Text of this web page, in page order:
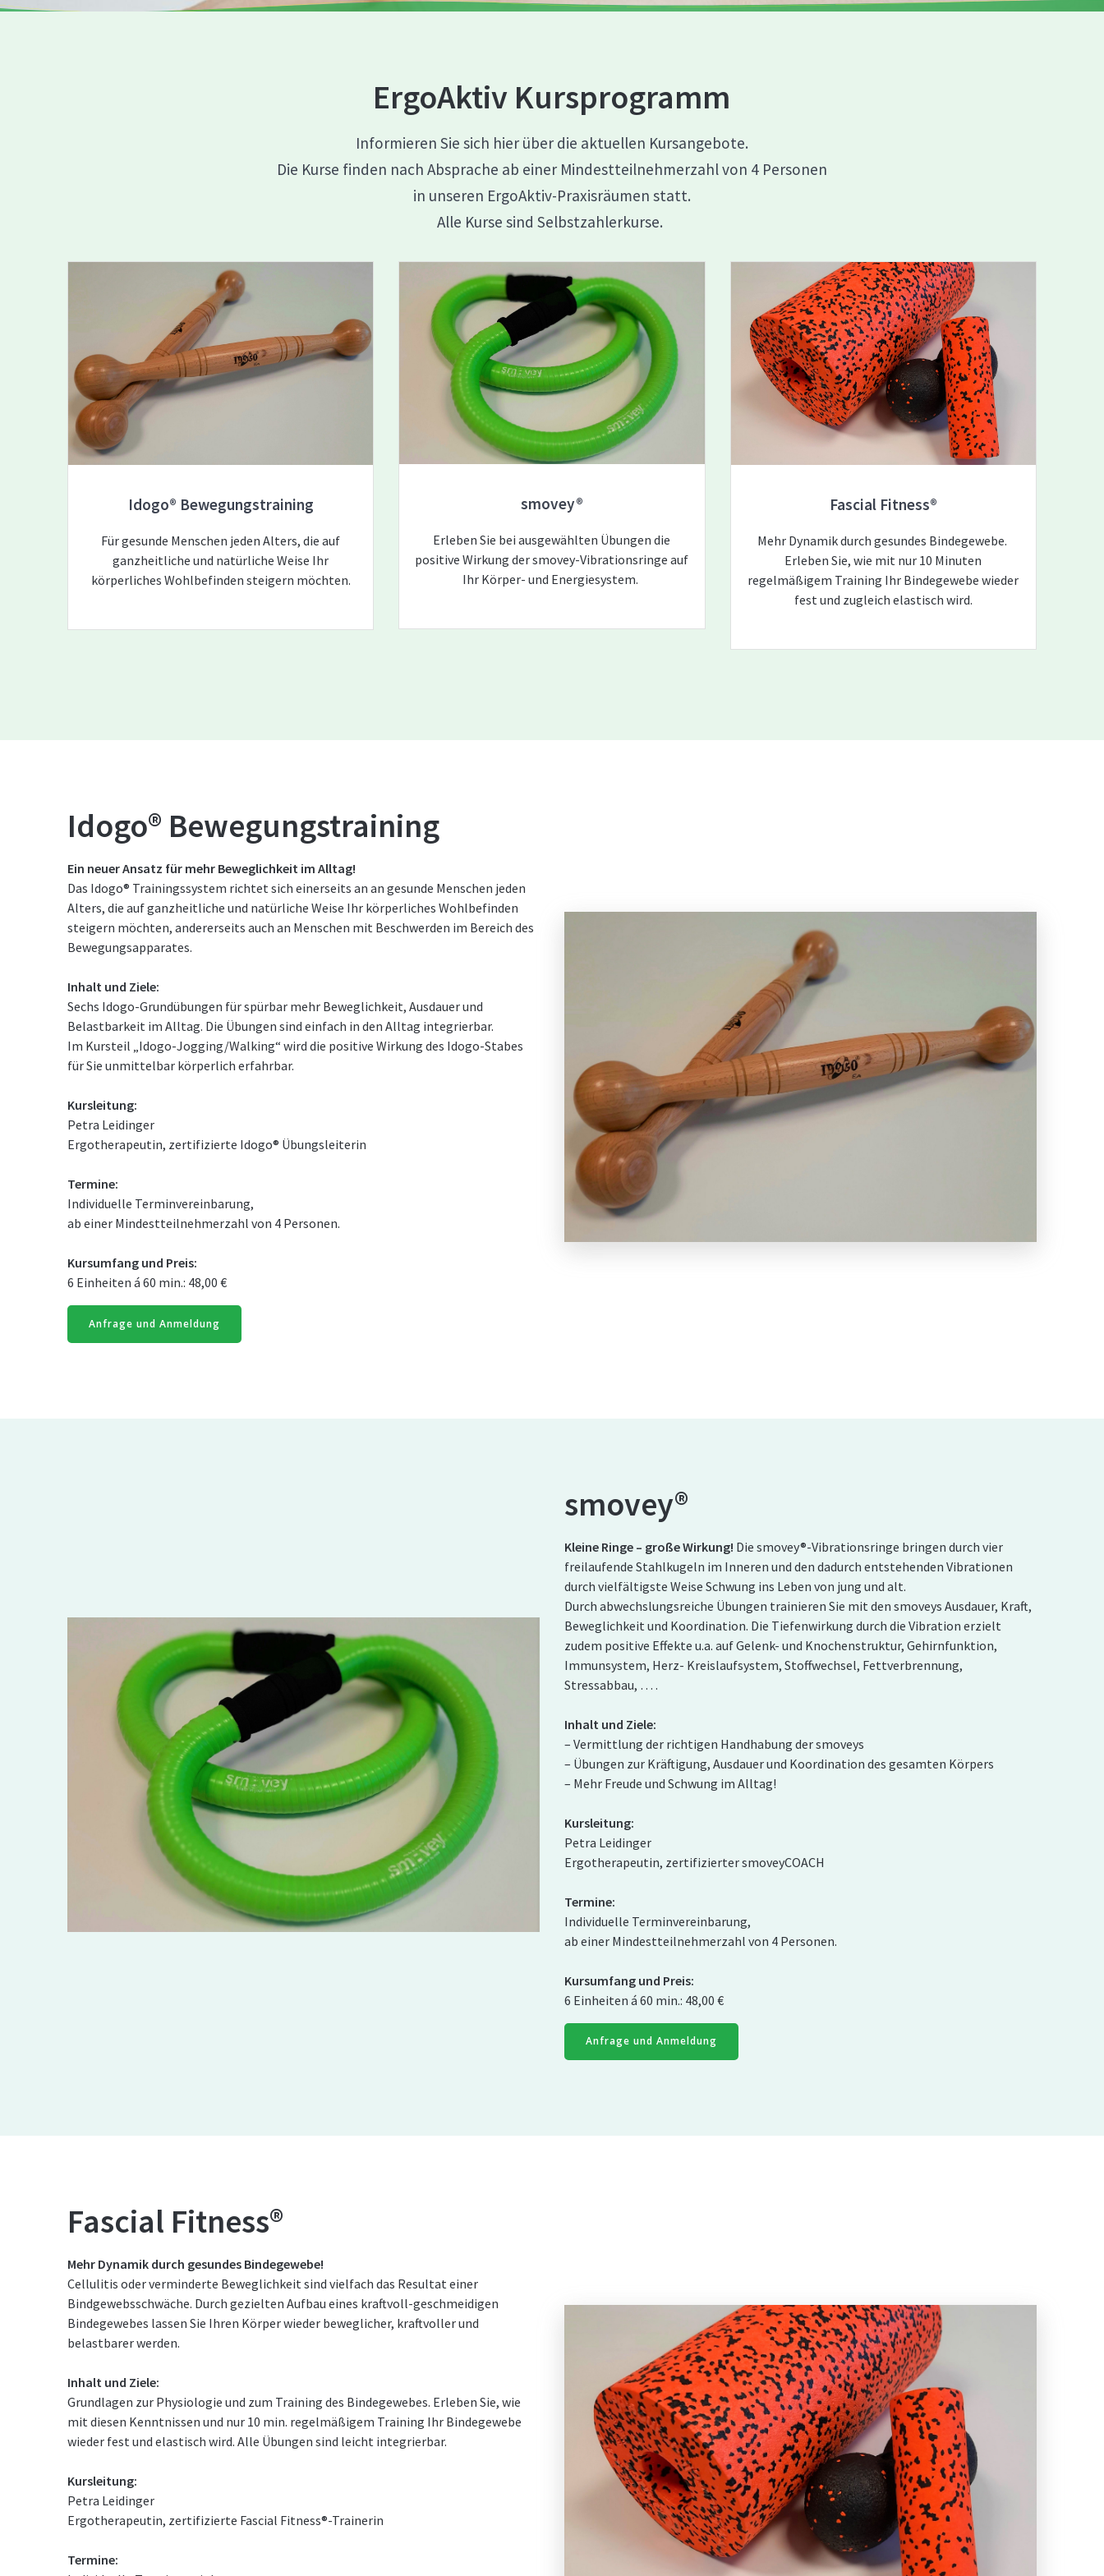
ErgoAktiv Kursprogramm
Informieren Sie sich hier über die aktuellen Kursangebote.
Die Kurse finden nach Absprache ab einer Mindestteilnehmerzahl von 4 Personen
in unseren ErgoAktiv-Praxisräumen statt.
Alle Kurse sind Selbstzahlerkurse.
Erfahren Sie mehr
Idogo® Bewegungstraining
Für gesunde Menschen jeden Alters, die auf
ganzheitliche und natürliche Weise Ihr
körperliches Wohlbefinden steigern möchten.
Erfahren Sie mehr
smovey®
Erleben Sie bei ausgewählten Übungen die
positive Wirkung der smovey-Vibrationsringe auf
Ihr Körper- und Energiesystem.
Erfahren Sie mehr
Fascial Fitness®
Mehr Dynamik durch gesundes Bindegewebe.
Erleben Sie, wie mit nur 10 Minuten
regelmäßigem Training Ihr Bindegewebe wieder
fest und zugleich elastisch wird.
Idogo® Bewegungstraining
Ein neuer Ansatz für mehr Beweglichkeit im Alltag!
Das Idogo® Trainingssystem richtet sich einerseits an an gesunde Menschen jeden
Alters, die auf ganzheitliche und natürliche Weise Ihr körperliches Wohlbefinden
steigern möchten, andererseits auch an Menschen mit Beschwerden im Bereich des
Bewegungsapparates.
Inhalt und Ziele:
Sechs Idogo-Grundübungen für spürbar mehr Beweglichkeit, Ausdauer und
Belastbarkeit im Alltag. Die Übungen sind einfach in den Alltag integrierbar.
Im Kursteil „Idogo-Jogging/Walking“ wird die positive Wirkung des Idogo-Stabes
für Sie unmittelbar körperlich erfahrbar.
Kursleitung:
Petra Leidinger
Ergotherapeutin, zertifizierte Idogo® Übungsleiterin
Termine:
Individuelle Terminvereinbarung,
ab einer Mindestteilnehmerzahl von 4 Personen.
Kursumfang und Preis:
6 Einheiten á 60 min.: 48,00 €
Anfrage und Anmeldung
smovey®
Kleine Ringe – große Wirkung! Die smovey®-Vibrationsringe bringen durch vier
freilaufende Stahlkugeln im Inneren und den dadurch entstehenden Vibrationen
durch vielfältigste Weise Schwung ins Leben von jung und alt.
Durch abwechslungsreiche Übungen trainieren Sie mit den smoveys Ausdauer, Kraft,
Beweglichkeit und Koordination. Die Tiefenwirkung durch die Vibration erzielt
zudem positive Effekte u.a. auf Gelenk- und Knochenstruktur, Gehirnfunktion,
Immunsystem, Herz- Kreislaufsystem, Stoffwechsel, Fettverbrennung,
Stressabbau, … .
Inhalt und Ziele:
– Vermittlung der richtigen Handhabung der smoveys
– Übungen zur Kräftigung, Ausdauer und Koordination des gesamten Körpers
– Mehr Freude und Schwung im Alltag!
Kursleitung:
Petra Leidinger
Ergotherapeutin, zertifizierter smoveyCOACH
Termine:
Individuelle Terminvereinbarung,
ab einer Mindestteilnehmerzahl von 4 Personen.
Kursumfang und Preis:
6 Einheiten á 60 min.: 48,00 €
Anfrage und Anmeldung
Fascial Fitness®
Mehr Dynamik durch gesundes Bindegewebe!
Cellulitis oder verminderte Beweglichkeit sind vielfach das Resultat einer
Bindgewebsschwäche. Durch gezielten Aufbau eines kraftvoll-geschmeidigen
Bindegewebes lassen Sie Ihren Körper wieder beweglicher, kraftvoller und
belastbarer werden.
Inhalt und Ziele:
Grundlagen zur Physiologie und zum Training des Bindegewebes. Erleben Sie, wie
mit diesen Kenntnissen und nur 10 min. regelmäßigem Training Ihr Bindegewebe
wieder fest und elastisch wird. Alle Übungen sind leicht integrierbar.
Kursleitung:
Petra Leidinger
Ergotherapeutin, zertifizierte Fascial Fitness®-Trainerin
Termine: